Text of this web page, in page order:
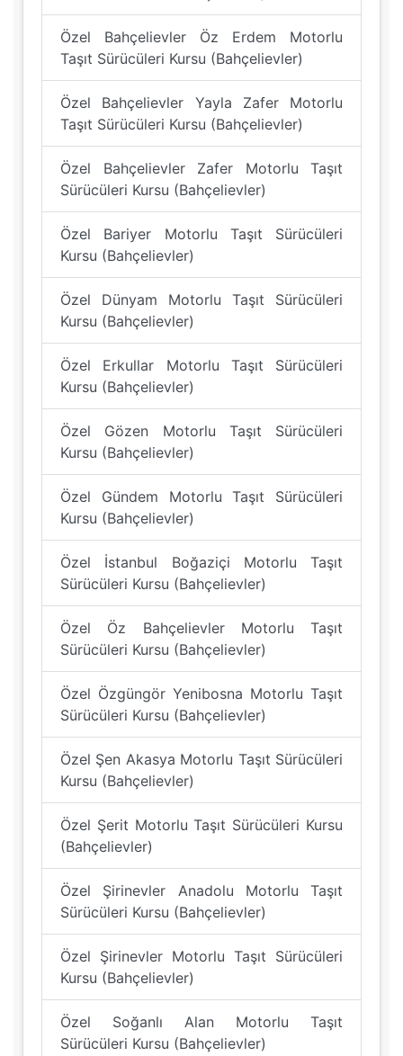
Özel Bahçelievler Öz Erdem Motorlu
Taşıt Sürücüleri Kursu (Bahçelievler)
Özel Bahçelievler Yayla Zafer Motorlu
Taşıt Sürücüleri Kursu (Bahçelievler)
Özel Bahçelievler Zafer Motorlu Taşıt
Sürücüleri Kursu (Bahçelievler)
Özel Bariyer Motorlu Taşıt Sürücüleri
Kursu (Bahçelievler)
Özel Dünyam Motorlu Taşıt Sürücüleri
Kursu (Bahçelievler)
Özel Erkullar Motorlu Taşıt Sürücüleri
Kursu (Bahçelievler)
Özel Gözen Motorlu Taşıt Sürücüleri
Kursu (Bahçelievler)
Özel Gündem Motorlu Taşıt Sürücüleri
Kursu (Bahçelievler)
Özel İstanbul Boğaziçi Motorlu Taşıt
Sürücüleri Kursu (Bahçelievler)
Özel Öz Bahçelievler Motorlu Taşıt
Sürücüleri Kursu (Bahçelievler)
Özel Özgüngör Yenibosna Motorlu Taşıt
Sürücüleri Kursu (Bahçelievler)
Özel Şen Akasya Motorlu Taşıt Sürücüleri
Kursu (Bahçelievler)
Özel Şerit Motorlu Taşıt Sürücüleri Kursu
(Bahçelievler)
Özel Şirinevler Anadolu Motorlu Taşıt
Sürücüleri Kursu (Bahçelievler)
Özel Şirinevler Motorlu Taşıt Sürücüleri
Kursu (Bahçelievler)
Özel Soğanlı Alan Motorlu Taşıt
Sürücüleri Kursu (Bahçelievler)